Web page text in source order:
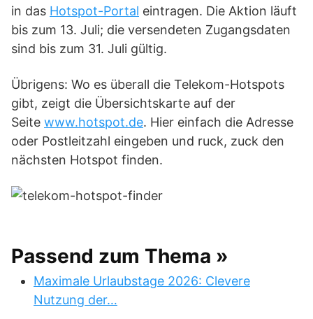
in das Hotspot-Portal eintragen. Die Aktion läuft
bis zum 13. Juli; die versendeten Zugangsdaten
sind bis zum 31. Juli gültig.
Übrigens: Wo es überall die Telekom-Hotspots
gibt, zeigt die Übersichtskarte auf der
Seite www.hotspot.de. Hier einfach die Adresse
oder Postleitzahl eingeben und ruck, zuck den
nächsten Hotspot finden.
Passend zum Thema »
Maximale Urlaubstage 2026: Clevere
Nutzung der…